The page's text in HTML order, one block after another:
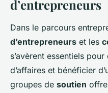
d’entrepreneurs
Dans le parcours
d’entrepreneurs et les
s’avèrent essentiels
d’affaires et bénéficier
groupes de soutien